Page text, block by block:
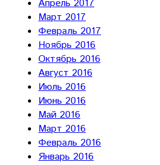
Апрель 2017
Март 2017
Февраль 2017
Ноябрь 2016
Октябрь 2016
Август 2016
Июль 2016
Июнь 2016
Май 2016
Март 2016
Февраль 2016
Январь 2016